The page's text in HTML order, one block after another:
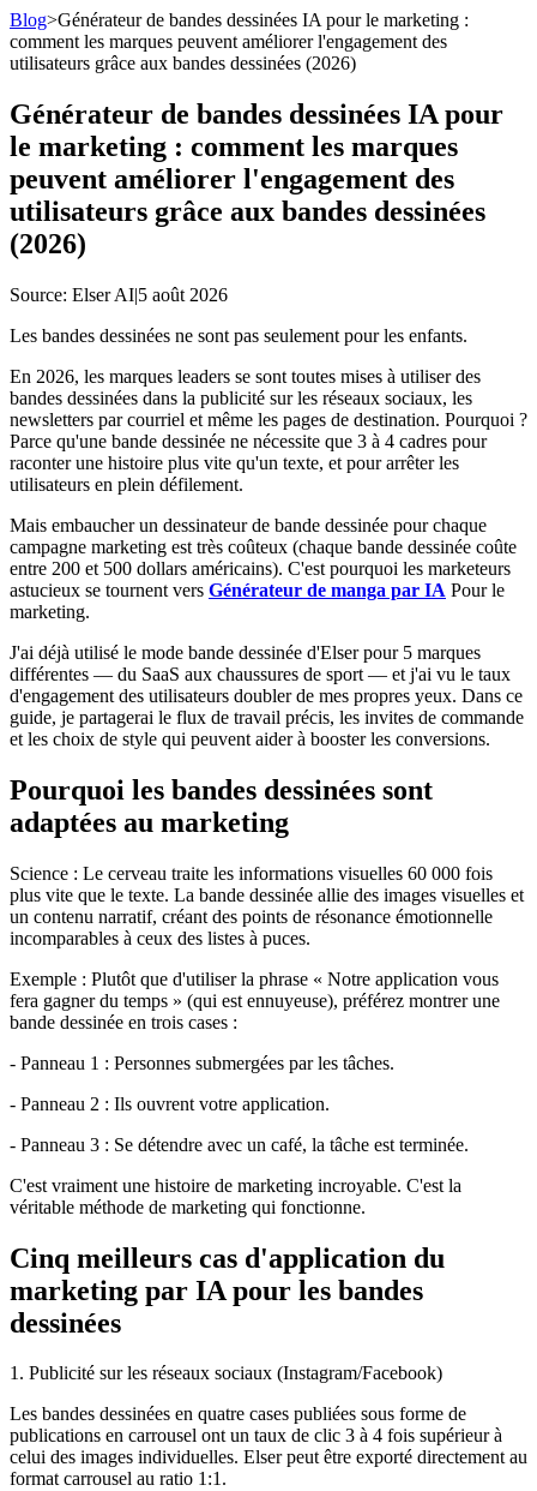
Blog>Générateur de bandes dessinées IA pour le marketing :
comment les marques peuvent améliorer l'engagement des
utilisateurs grâce aux bandes dessinées (2026)
Générateur de bandes dessinées IA pour
le marketing : comment les marques
peuvent améliorer l'engagement des
utilisateurs grâce aux bandes dessinées
(2026)
Source: Elser AI|5 août 2026
Les bandes dessinées ne sont pas seulement pour les enfants.
En 2026, les marques leaders se sont toutes mises à utiliser des
bandes dessinées dans la publicité sur les réseaux sociaux, les
newsletters par courriel et même les pages de destination. Pourquoi ?
Parce qu'une bande dessinée ne nécessite que 3 à 4 cadres pour
raconter une histoire plus vite qu'un texte, et pour arrêter les
utilisateurs en plein défilement.
Mais embaucher un dessinateur de bande dessinée pour chaque
campagne marketing est très coûteux (chaque bande dessinée coûte
entre 200 et 500 dollars américains). C'est pourquoi les marketeurs
astucieux se tournent vers Générateur de manga par IA Pour le
marketing.
J'ai déjà utilisé le mode bande dessinée d'Elser pour 5 marques
différentes — du SaaS aux chaussures de sport — et j'ai vu le taux
d'engagement des utilisateurs doubler de mes propres yeux. Dans ce
guide, je partagerai le flux de travail précis, les invites de commande
et les choix de style qui peuvent aider à booster les conversions.
Pourquoi les bandes dessinées sont
adaptées au marketing
Science : Le cerveau traite les informations visuelles 60 000 fois
plus vite que le texte. La bande dessinée allie des images visuelles et
un contenu narratif, créant des points de résonance émotionnelle
incomparables à ceux des listes à puces.
Exemple : Plutôt que d'utiliser la phrase « Notre application vous
fera gagner du temps » (qui est ennuyeuse), préférez montrer une
bande dessinée en trois cases :
- Panneau 1 : Personnes submergées par les tâches.
- Panneau 2 : Ils ouvrent votre application.
- Panneau 3 : Se détendre avec un café, la tâche est terminée.
C'est vraiment une histoire de marketing incroyable. C'est la
véritable méthode de marketing qui fonctionne.
Cinq meilleurs cas d'application du
marketing par IA pour les bandes
dessinées
1. Publicité sur les réseaux sociaux (Instagram/Facebook)
Les bandes dessinées en quatre cases publiées sous forme de
publications en carrousel ont un taux de clic 3 à 4 fois supérieur à
celui des images individuelles. Elser peut être exporté directement au
format carrousel au ratio 1:1.